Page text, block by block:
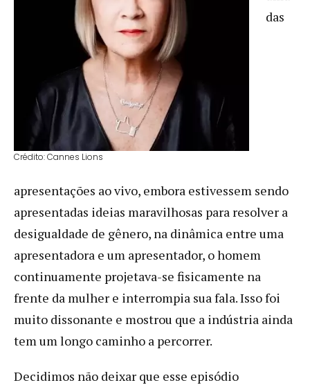
Crédito: Cannes Lions
das
apresentações ao vivo, embora estivessem sendo
apresentadas ideias maravilhosas para resolver a
desigualdade de gênero, na dinâmica entre uma
apresentadora e um apresentador, o homem
continuamente projetava-se fisicamente na
frente da mulher e interrompia sua fala. Isso foi
muito dissonante e mostrou que a indústria ainda
tem um longo caminho a percorrer.
Decidimos não deixar que esse episódio